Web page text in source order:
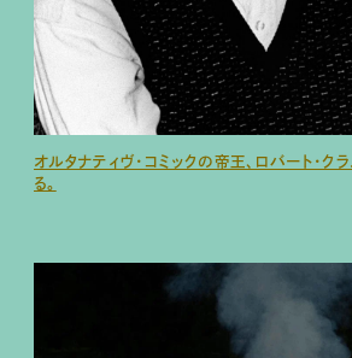
オルタナティヴ・コミックの帝王、ロバート・ク
る。